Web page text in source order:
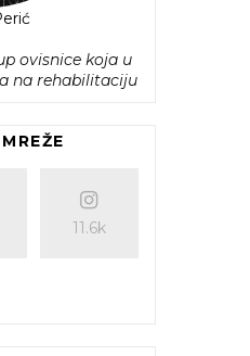
ovisnice koja u
na rehabilitaciju
11.6k